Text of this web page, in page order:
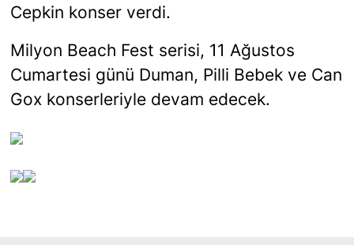
Cepkin konser verdi.
Milyon Beach Fest serisi, 11 Ağustos
Cumartesi günü Duman, Pilli Bebek ve Can
Gox konserleriyle devam edecek.
VİDEO GALERİ